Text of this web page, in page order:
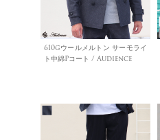
610gウールメルトン サーモライ
ト中綿Pコート / Audience